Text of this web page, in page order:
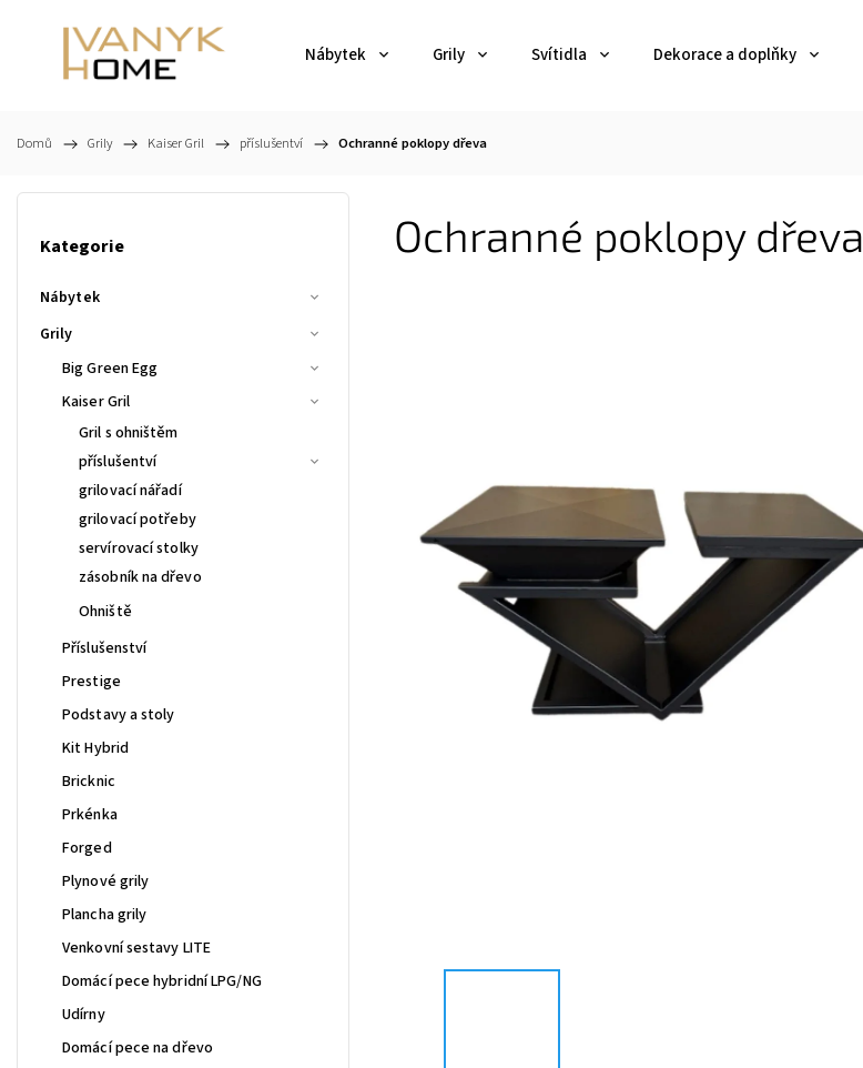
Nábytek Grily Svítidla Dekorace a doplňky
Domů / Grily / Kaiser Gril / příslušentví / Ochranné poklopy dřeva
Kategorie
Nábytek
Grily
Big Green Egg
Kaiser Gril
Gril s ohništěm
příslušentví
grilovací nářadí
grilovací potřeby
servírovací stolky
zásobník na dřevo
Ohniště
Příslušenství
Prestige
Podstavy a stoly
Kit Hybrid
Bricknic
Prkénka
Forged
Plynové grily
Plancha grily
Venkovní sestavy LITE
Domácí pece hybridní LPG/NG
Udírny
Domácí pece na dřevo
Ochranné poklopy dřeva